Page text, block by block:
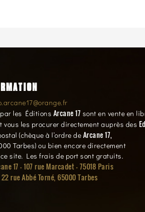
les Éditions Arcane 17 sont en vente en
vous les procurer directement auprès des
(chèque à l’ordre de Arcane 17,
Tarbes) ou bien encore directement
site. Les frais de port sont gratuits.
17 - 107 rue Marcadet - 75018 Paris
22 rue Abbé Torné, 65000 Tarbes